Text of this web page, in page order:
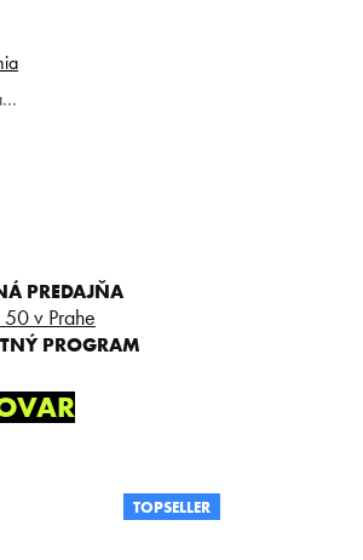
PREDAJŇA
v Prahe
PROGRAM
ZADARMO
od 80 €
TOPSELLER